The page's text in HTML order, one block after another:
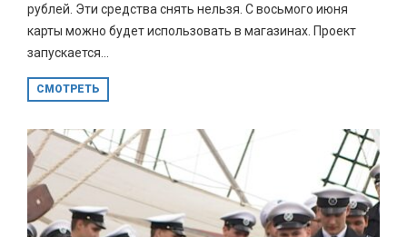
рублей. Эти средства снять нельзя. С восьмого июня
карты можно будет использовать в магазинах. Проект
запускается...
СМОТРЕТЬ